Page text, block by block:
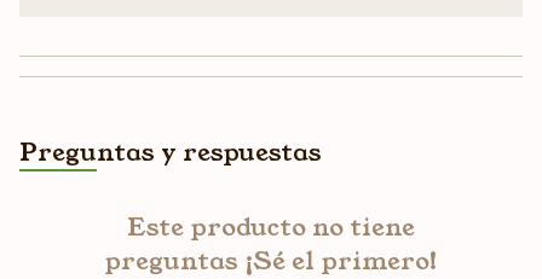
Preguntas y respuestas
Este producto no tiene
preguntas ¡Sé el primero!